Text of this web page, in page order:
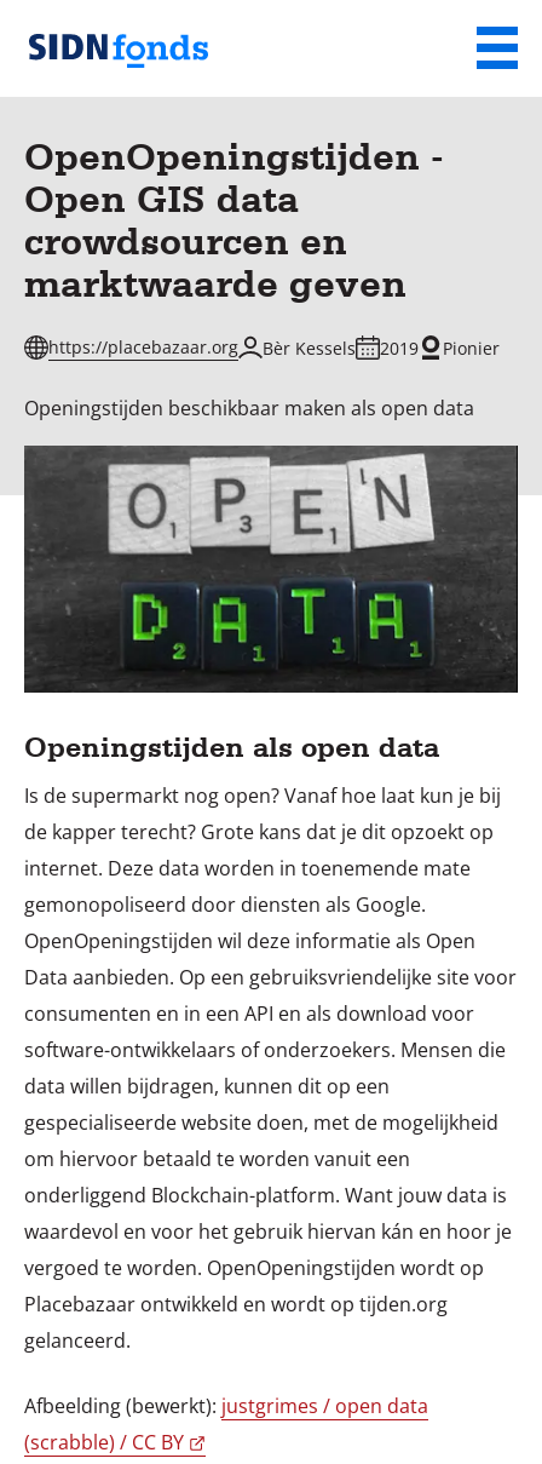
Sla de navigatie over en ga naar de inhoud
SIDN
fonds
Menu
OpenOpeningstijden -
Open GIS data
crowdsourcen en
marktwaarde geven
https://placebazaar.org Bèr Kessels 2019 Pionier
Openingstijden beschikbaar maken als open data
Openingstijden als open data
Is de supermarkt nog open? Vanaf hoe laat kun je bij
de kapper terecht? Grote kans dat je dit opzoekt op
internet. Deze data worden in toenemende mate
gemonopoliseerd door diensten als Google.
OpenOpeningstijden wil deze informatie als Open
Data aanbieden. Op een gebruiksvriendelijke site voor
consumenten en in een API en als download voor
software-ontwikkelaars of onderzoekers. Mensen die
data willen bijdragen, kunnen dit op een
gespecialiseerde website doen, met de mogelijkheid
om hiervoor betaald te worden vanuit een
onderliggend Blockchain-platform. Want jouw data is
waardevol en voor het gebruik hiervan kán en hoor je
vergoed te worden. OpenOpeningstijden wordt op
Placebazaar ontwikkeld en wordt op tijden.org
gelanceerd.
Afbeelding (bewerkt): justgrimes / open data
(scrabble) / CC BY